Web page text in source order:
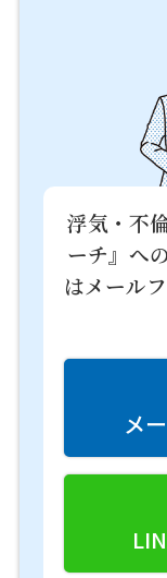
浮気・不
ーチ』へ
はメール
メ